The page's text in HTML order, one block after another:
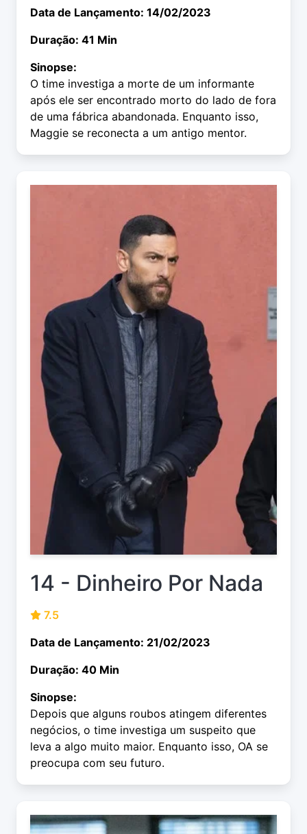
Data de Lançamento: 14/02/2023
Duração: 41 Min
Sinopse:
O time investiga a morte de um informante
após ele ser encontrado morto do lado de fora
de uma fábrica abandonada. Enquanto isso,
Maggie se reconecta a um antigo mentor.
14 - Dinheiro Por Nada
7.5
Data de Lançamento: 21/02/2023
Duração: 40 Min
Sinopse:
Depois que alguns roubos atingem diferentes
negócios, o time investiga um suspeito que
leva a algo muito maior. Enquanto isso, OA se
preocupa com seu futuro.